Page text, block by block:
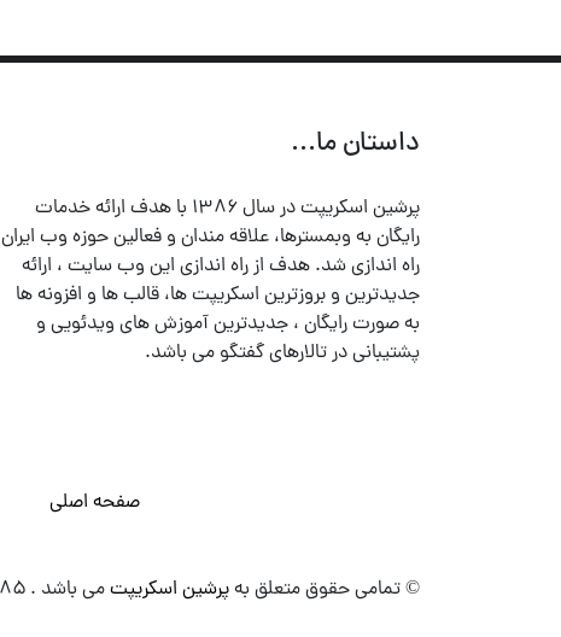
داستان ما...
پرشین اسکریپت در سال ۱۳۸۶ با هدف ارائه خدمات
رایگان به وبمسترها، علاقه مندان و فعالین حوزه وب ایران
راه اندازی شد. هدف از راه اندازی این وب سایت ، ارائه
جدیدترین و بروزترین اسکریپت ها، قالب ها و افزونه ها
به صورت رایگان ، جدیدترین آموزش های ویدئویی و
پشتیبانی در تالارهای گفتگو می باشد.
صفحه اصلی
© تمامی حقوق متعلق بهپرشین اسکریپتمی باشد . ۱۳۸۵ - ۱۴۰۰